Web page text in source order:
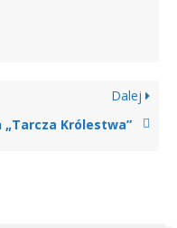
Dalej
„Tarcza Królestwa”